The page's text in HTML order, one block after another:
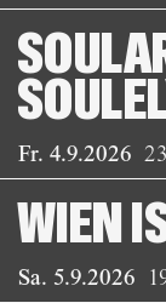
Fr. 4.9.2026
Sa. 5.9.2026
WIEN